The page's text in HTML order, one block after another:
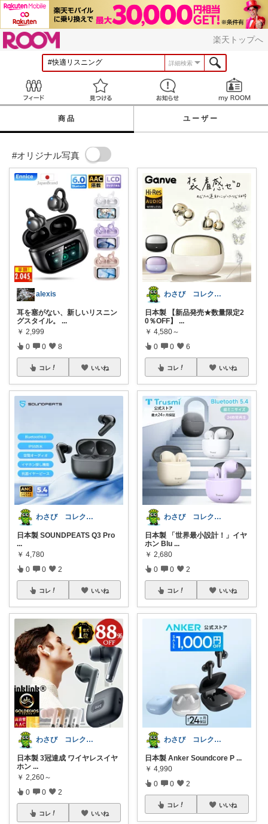
楽天トップへ
詳細検索
見つける お知らせ
商品 ユーザー
#オリジナル写真
alexis
耳を塞がない、新しいリスニン
グスタイル。 ...
￥ 2,999
0 0 8
コレ いいね
わさび コレクションもご利用ください
日本製 SOUNDPEATS Q3 Pro
...
￥ 4,780
0 0 2
コレ いいね
わさび コレクションもご利用ください
日本製 3冠達成 ワイヤレスイヤ
ホン ...
￥ 2,260～
0 0 2
コレ いいね
わさび コレクションもご利用ください
日本製 【新品発売★数量限定2
0％OFF】
...
￥ 4,580～
0 0 6
コレ いいね
わさび コレクションもご利用ください
日本製 「世界最小設計！」イヤ
ホン Blu ...
￥ 2,680
0 0 2
コレ いいね
わさび コレクションもご利用ください
日本製 Anker Soundcore P ...
￥ 4,990
0 0 2
コレ いいね